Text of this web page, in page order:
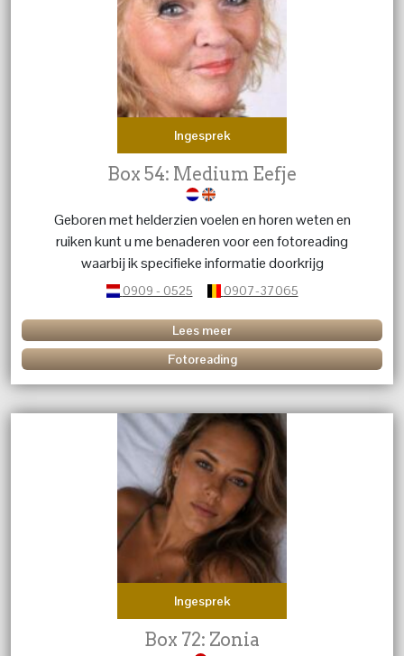
Ingesprek
Box 54: Medium Eefje
Geboren met helderzien voelen en horen weten en
ruiken kunt u me benaderen voor een fotoreading
waarbij ik specifieke informatie doorkrijg
0909 - 0525 0907-37065
Lees meer
Fotoreading
Ingesprek
Box 72: Zonia